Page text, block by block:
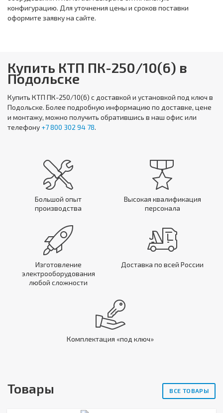
конфигурацию. Для уточнения цены и сроков поставки
оформите заявку на сайте.
Купить КТП ПК-250/10(6) в
Подольске
Купить КТП ПК-250/10(6) с доставкой и установкой под ключ в
Подольске. Более подробную информацию по доставке, цене
и монтажу, можно получить обратившись в наш офис или
телефону +7 800 302 94 78.
Большой опыт
производства
Высокая квалификация
персонала
Изготовление
электрооборудования
любой сложности
Доставка по всей России
Комплектация «под ключ»
Товары ВСЕ ТОВАРЫ